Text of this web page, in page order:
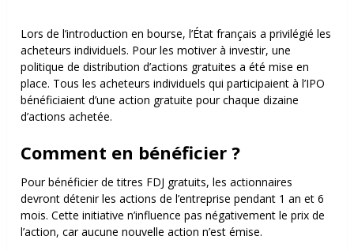
Lors de l’introduction en bourse, l’État français a privilégié les
acheteurs individuels. Pour les motiver à investir, une
politique de distribution d’actions gratuites a été mise en
place. Tous les acheteurs individuels qui participaient à l’IPO
bénéficiaient d’une action gratuite pour chaque dizaine
d’actions achetée.
Comment en bénéficier ?
Pour bénéficier de titres FDJ gratuits, les actionnaires
devront détenir les actions de l’entreprise pendant 1 an et 6
mois. Cette initiative n’influence pas négativement le prix de
l’action, car aucune nouvelle action n’est émise.